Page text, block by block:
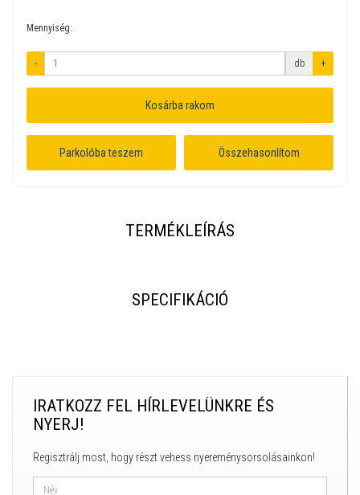
Mennyiség:
- db +
Kosárba rakom
Parkolóba teszem Összehasonlítom
TERMÉKLEÍRÁS
SPECIFIKÁCIÓ
IRATKOZZ FEL HÍRLEVELÜNKRE ÉS
NYERJ!
Regisztrálj most, hogy részt vehess nyereménysorsolásainkon!